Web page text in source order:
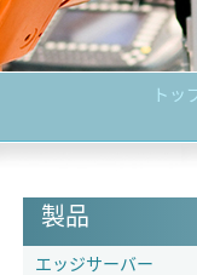
トッ
製品
エッジサーバー